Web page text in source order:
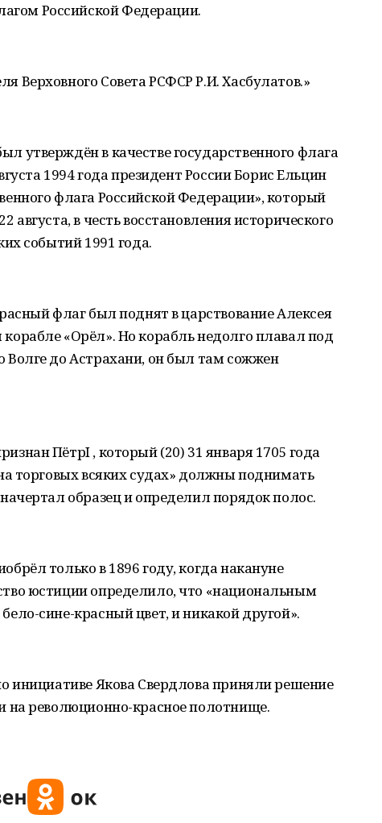
Российской Федерации.
Верховного Совета РСФСР Р.И. Хасбулатов.»
утверждён в качестве государственного флага
1994 года президент России Борис Ельцин
флага Российской Федерации», который
августа, в честь восстановления исторического
событий 1991 года.
флаг был поднят в царствование Алексея
«Орёл». Но корабль недолго плавал под
до Астрахани, он был там сожжен
ПётрI , который (20) 31 января 1705 года
торговых всяких судах» должны поднимать
образец и определил порядок полос.
только в 1896 году, когда накануне
юстиции определило, что «национальным
сине-красный цвет, и никакой другой».
инициативе Якова Свердлова приняли решение
на революционно-красное полотнище.